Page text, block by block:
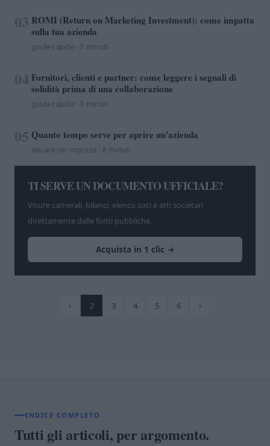
ROMI (Return on Marketing Investment): come impatta
sulla tua azienda
guide-rapide · 3 minuti
Fornitori, clienti e partner: come leggere i segnali di
solidità prima di una collaborazione
guide-rapide · 3 minuti
Quanto tempo serve per aprire un'azienda
avviare-un-impresa · 8 minuti
TI SERVE UN DOCUMENTO UFFICIALE?
Visure camerali, bilanci, elenco soci e atti societari
direttamente dalle fonti pubbliche.
Acquista in 1 clic →
‹ 2 3 4 5 6 ›
INDICE COMPLETO
Tutti gli articoli, per argomento.